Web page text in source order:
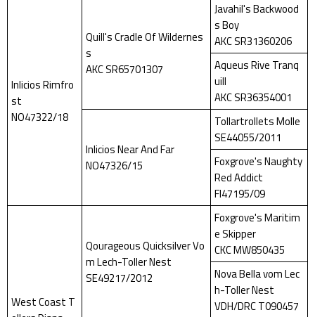
Inlicios Rimfro
st
NO47322/18
Quill's Cradle Of Wildernes
s
AKC SR65701307
Javahil's Backwood
s Boy
AKC SR31360206
Aqueus Rive Tranq
uill
AKC SR36354001
Inlicios Near And Far
NO47326/15
Tollartrollets Molle
SE44055/2011
Foxgrove's Naughty
Red Addict
FI47195/09
West Coast T
Qourageous Quicksilver Vo
m Lech-Toller Nest
SE49217/2012
Foxgrove's Maritim
e Skipper
CKC MW850435
Nova Bella vom Lec
h-Toller Nest
VDH/DRC T090457